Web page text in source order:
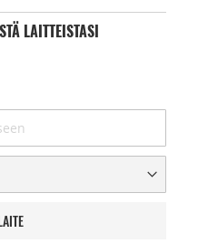
LAITTEISTASI